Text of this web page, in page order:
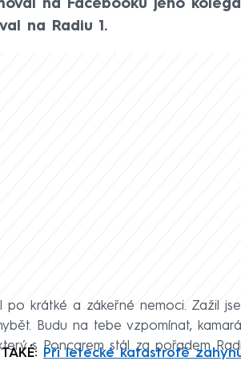
na Facebooku jeho
na Radiu 1.
po krátké a zákeřné nemoci. Zažil
Budu na tebe vzpomínat,
s Poncarem stál za pořadem
Při letecké katastrofě